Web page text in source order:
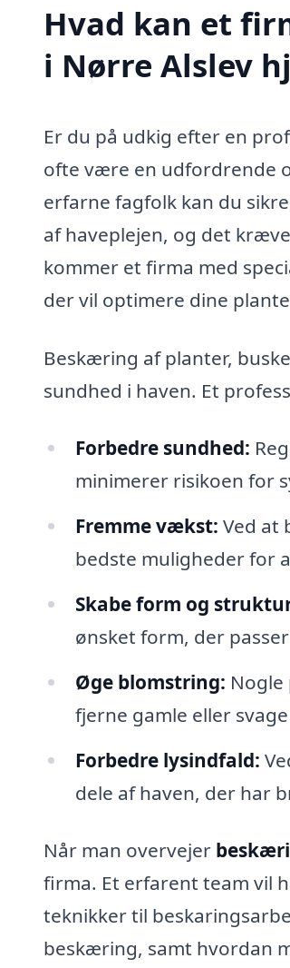
Hvad kan et
i Nørre Alslev
Er du på udkig efter en
ofte være en udfordrende
erfarne fagfolk kan du
af haveplejen, og det
kommer et firma med
der vil optimere dine
Beskæring af planter,
sundhed i haven. Et
Forbedre sundhed:
minimerer risikoen for
Fremme vækst: Ved at
bedste muligheder for
Skabe form og
ønsket form, der
Øge blomstring:
fjerne gamle eller
Forbedre lysindfald:
dele af haven, der har
Når man overvejer
firma. Et erfarent team vil
teknikker til
beskæring, samt hvordan